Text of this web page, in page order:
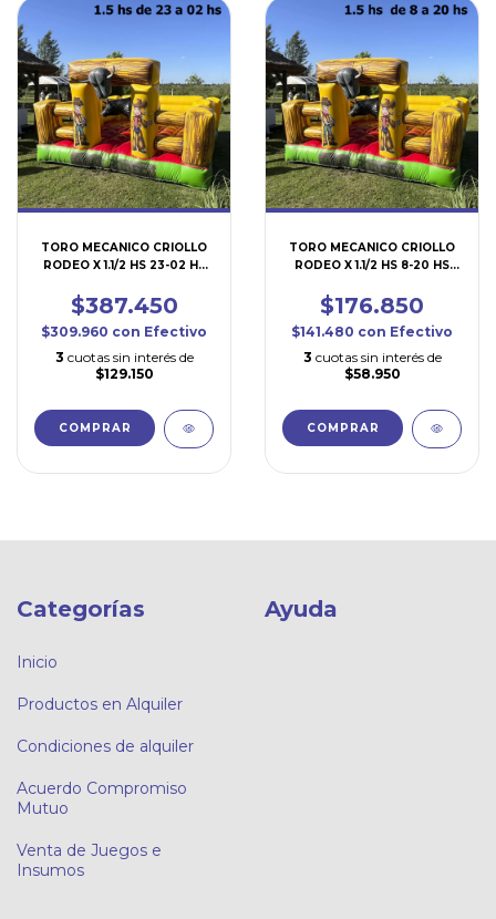
TORO MECANICO CRIOLLO
RODEO X 1.1/2 HS 23-02 HS
$387.450
$309.960 con Efectivo
3 cuotas sin interés de
$129.150
TORO MECANICO CRIOLLO
RODEO X 1.1/2 HS 8-20 HS
$176.850
$141.480 con Efectivo
3 cuotas sin interés de
$58.950
Categorías
Inicio
Productos en Alquiler
Condiciones de alquiler
Acuerdo Compromiso
Mutuo
Venta de Juegos e
Insumos
Ayuda